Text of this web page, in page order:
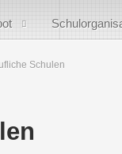
Schulen